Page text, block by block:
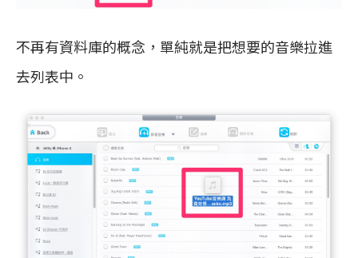
不再有資料庫的概念，單純就是把想要的音樂拉進
去列表中。